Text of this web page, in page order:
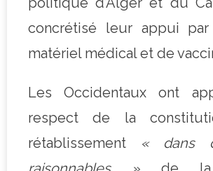
concrétisé leur appui par
matériel médical et de
Les Occidentaux ont
respect de la
rétablissement « dans